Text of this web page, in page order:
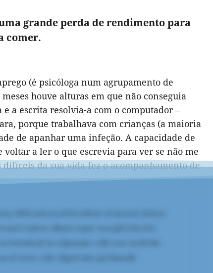
grande perda de rendimento para
comer.
(é psicóloga num agrupamento de
houve alturas em que não conseguia
a escrita resolvia-a com o computador –
porque trabalhava com crianças (a maioria
de apanhar uma infeção. A capacidade de
a ler o que escrevia para ver se não me
da sua vida fez o acompanhamento de